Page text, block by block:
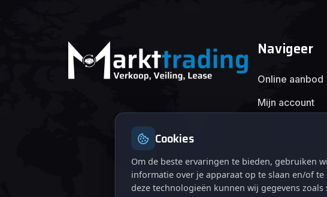
Navigeer
Online aanbod
Mijn account
Cookies
Om de beste ervaringen te bieden, gebruiken
informatie over je apparaat op te slaan en/of
deze technologieën kunnen wij gegevens